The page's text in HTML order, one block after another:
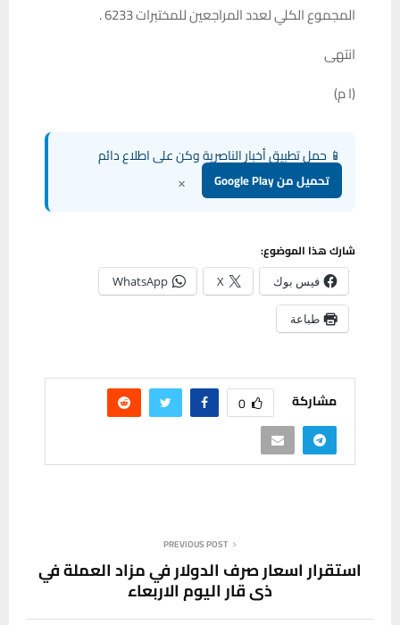
المجموع الكلي لعدد المراجعين للمختبرات 6233 .
انتهى
(ا م)
📱 حمل تطبيق أخبار الناصرية وكن على اطلاع دائم
تحميل من Google Play ×
شارك هذا الموضوع:
فيس بوك X
WhatsApp
طباعة
مشاركة 0
PREVIOUS POST
استقرار اسعار صرف الدولار في مزاد العملة في
ذي قار اليوم الاربعاء